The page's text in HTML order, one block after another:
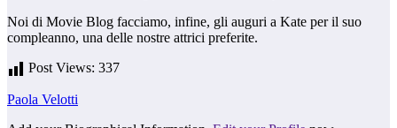
Noi di Movie Blog facciamo, infine, gli auguri a Kate per il suo
compleanno, una delle nostre attrici preferite.
Post Views: 337
Paola Velotti